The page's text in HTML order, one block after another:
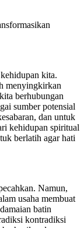
kita.
menyingkirkan
berhubungan
sumber potensial
dan untuk
kehidupan spiritual
berlatih agar hati
Namun,
usaha membuat
batin
kontradiksi